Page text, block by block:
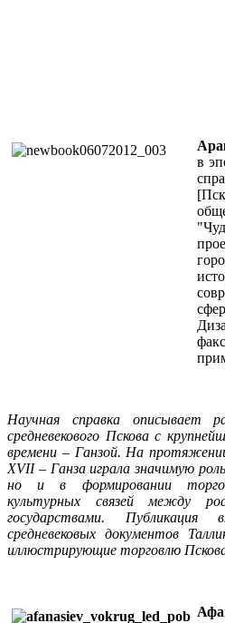
в
Научная справка описывает
средневекового Пскова с
времени – Ганзой. На
XVII – Ганза играла значимую
но и в формировании
культурных связей между
государствами.
средневековых документов
иллюстрирующие торговлю